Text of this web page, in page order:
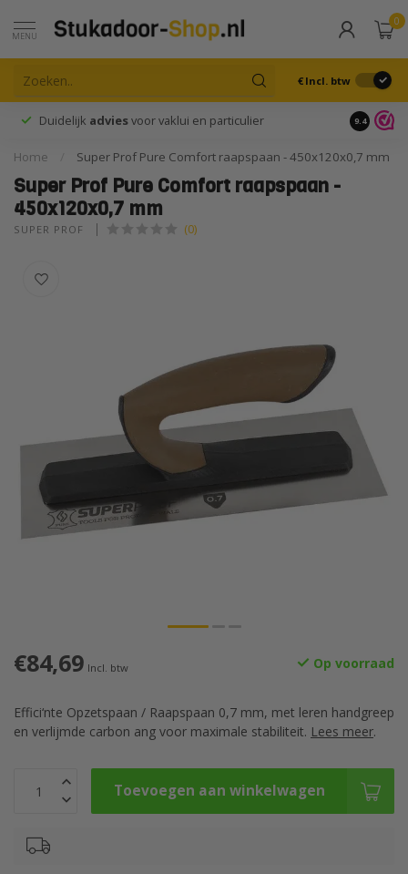
MENU
0
€ Incl. btw
Duidelijk adviesvoor vaklui en particulier 9.4
Home Super Prof Pure Comfort raapspaan - 450x120x0,7 mm
Super Prof Pure Comfort raapspaan -
450x120x0,7 mm
SUPER PROF (0)
€84,69 Incl. btw Op voorraad
Effici‘nte Opzetspaan / Raapspaan 0,7 mm, met leren handgreep
en verlijmde carbon ang voor maximale stabiliteit. Lees meer.
Toevoegen aan winkelwagen